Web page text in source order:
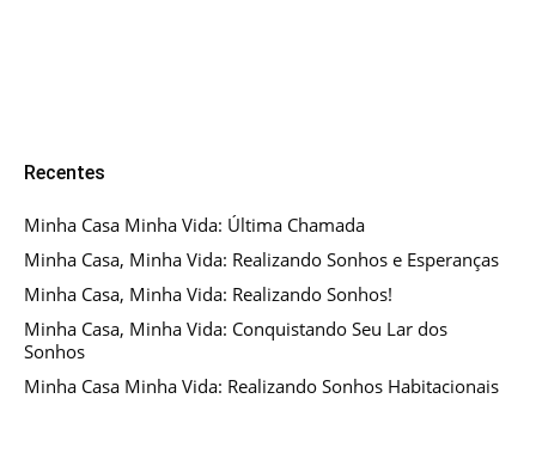
Recentes
Minha Casa Minha Vida: Última Chamada
Minha Casa, Minha Vida: Realizando Sonhos e Esperanças
Minha Casa, Minha Vida: Realizando Sonhos!
Minha Casa, Minha Vida: Conquistando Seu Lar dos
Sonhos
Minha Casa Minha Vida: Realizando Sonhos Habitacionais